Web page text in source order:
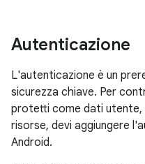
Autenticazione
L'autenticazione è un
sicurezza chiave. Per
protetti come dati utente,
risorse, devi aggiungere
Android.